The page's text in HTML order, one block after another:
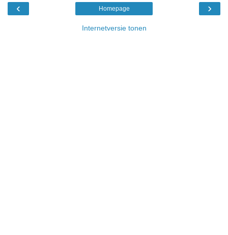
‹ ›
Homepage
Internetversie tonen